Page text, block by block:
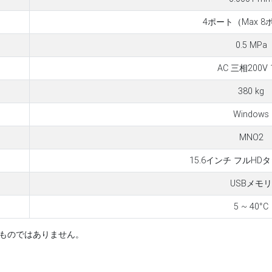
4ポート（Max 8ポ
0.5 MPa
AC 三相200V
380 kg
Windows
MNO2
15.6インチ フルHD
USBメモリ
5 ~ 40°C
ではありません。